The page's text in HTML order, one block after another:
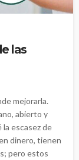
las
mejorarla.
abierto y
escasez de
dinero, tienen
pero estos